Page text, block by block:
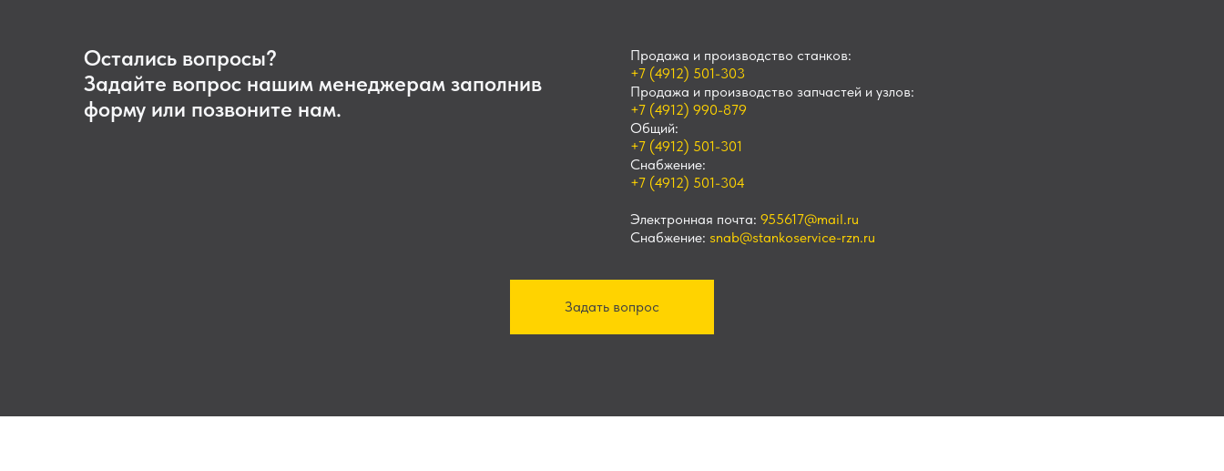
Остались вопросы?
Задайте вопрос нашим менеджерам заполнив
форму или позвоните нам.
Продажа и производство станков:
+7 (4912) 501-303
Продажа и производство запчастей и узлов:
+7 (4912) 990-879
Общий:
+7 (4912) 501-301
Снабжение:
+7 (4912) 501-304
Электронная почта: 955617@mail.ru
Снабжение: snab@stankoservice-rzn.ru
Задать вопрос